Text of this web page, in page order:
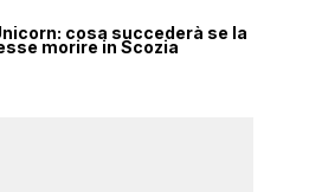
cosa succederà se la
morire in Scozia